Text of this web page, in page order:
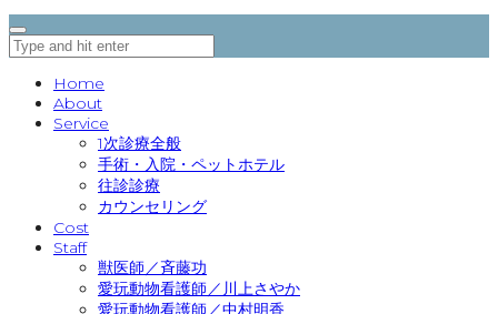
Home
About
Service
1次診療全般
手術・入院・ペットホテル
往診診療
カウンセリング
Cost
Staff
獣医師／斉藤功
愛玩動物看護師／川上さやか
愛玩動物看護師／中村明香